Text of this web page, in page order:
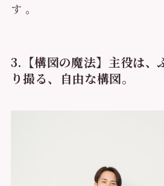
す 。
3.【構図の魔法】主役は、
り撮る、自由な構図。